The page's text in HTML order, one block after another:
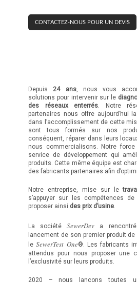
CONTACTEZ-NOUS POUR UN DEVIS
Depuis 24 ans, nous vous
solutions pour intervenir sur le
des réseaux enterrés. Notre
partenaires nous offre aujourd’hui
dans l’accomplissement de cette
sont tous formés sur nos
conséquent, réparer dans leurs
nous commercialisons. Notre
service de développement qui
produits. Cette même équipe est
des fabricants partenaires afin
Notre entreprise, mise sur le
s’appuyer sur les compétences
proposer ainsi des prix d’usine.
La sociétéSewerDev a
lancement de son premier produit
leSewerTest One®. Les fabricants
attendus pour nous proposer une
l’exclusivité sur leurs produits.
2020 – nous lançons toutes